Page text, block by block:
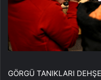
GÖRGÜ TANIKLARI